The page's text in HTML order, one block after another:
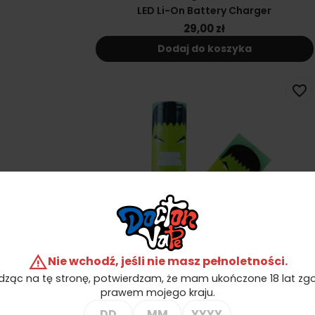
LED Li-On Battery Charger
29,00 zł
Dodaj do koszyka
Koszulka Termokurczliwa - Hulk - Na
Akumulator 18650
1,69 zł
favorite_border
warningNie wchodź, jeśli nie masz pełnoletności.
na tę stronę, potwierdzam, że mam ukończone 18 lat
prawem mojego kraju.